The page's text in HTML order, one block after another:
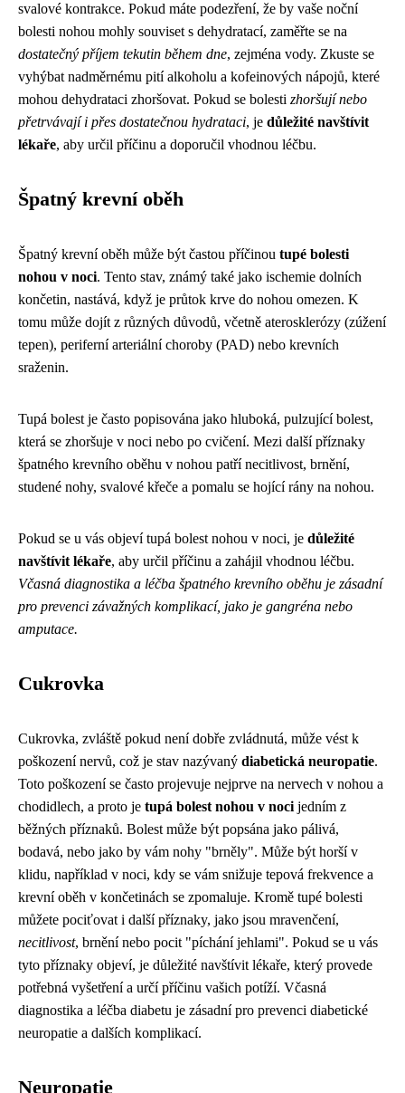
svalové kontrakce. Pokud máte podezření, že by vaše noční
bolesti nohou mohly souviset s dehydratací, zaměřte se na
dostatečný příjem tekutin během dne, zejména vody. Zkuste se
vyhýbat nadměrnému pití alkoholu a kofeinových nápojů, které
mohou dehydrataci zhoršovat. Pokud se bolesti zhoršují nebo
přetrvávají i přes dostatečnou hydrataci, je důležité navštívit
lékaře, aby určil příčinu a doporučil vhodnou léčbu.
Špatný krevní oběh
Špatný krevní oběh může být častou příčinou tupé bolesti
nohou v noci. Tento stav, známý také jako ischemie dolních
končetin, nastává, když je průtok krve do nohou omezen. K
tomu může dojít z různých důvodů, včetně aterosklerózy (zúžení
tepen), periferní arteriální choroby (PAD) nebo krevních
sraženin.
Tupá bolest je často popisována jako hluboká, pulzující bolest,
která se zhoršuje v noci nebo po cvičení. Mezi další příznaky
špatného krevního oběhu v nohou patří necitlivost, brnění,
studené nohy, svalové křeče a pomalu se hojící rány na nohou.
Pokud se u vás objeví tupá bolest nohou v noci, je důležité
navštívit lékaře, aby určil příčinu a zahájil vhodnou léčbu.
Včasná diagnostika a léčba špatného krevního oběhu je zásadní
pro prevenci závažných komplikací, jako je gangréna nebo
amputace.
Cukrovka
Cukrovka, zvláště pokud není dobře zvládnutá, může vést k
poškození nervů, což je stav nazývaný diabetická neuropatie.
Toto poškození se často projevuje nejprve na nervech v nohou a
chodidlech, a proto je tupá bolest nohou v noci jedním z
běžných příznaků. Bolest může být popsána jako pálivá,
bodavá, nebo jako by vám nohy "brněly". Může být horší v
klidu, například v noci, kdy se vám snižuje tepová frekvence a
krevní oběh v končetinách se zpomaluje. Kromě tupé bolesti
můžete pociťovat i další příznaky, jako jsou mravenčení,
necitlivost, brnění nebo pocit "píchání jehlami". Pokud se u vás
tyto příznaky objeví, je důležité navštívit lékaře, který provede
potřebná vyšetření a určí příčinu vašich potíží. Včasná
diagnostika a léčba diabetu je zásadní pro prevenci diabetické
neuropatie a dalších komplikací.
Neuropatie